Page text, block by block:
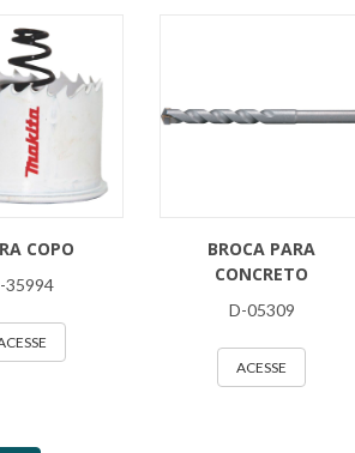
COPO
35994
BROCA PARA
CONCRETO
D-05309
ACESSE